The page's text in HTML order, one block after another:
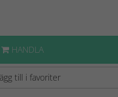
HANDLA
till i favoriter